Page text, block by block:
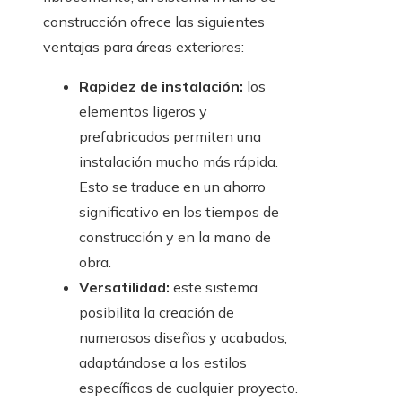
construcción ofrece las siguientes
ventajas para áreas exteriores:
Rapidez de instalación: los
elementos ligeros y
prefabricados permiten una
instalación mucho más rápida.
Esto se traduce en un ahorro
significativo en los tiempos de
construcción y en la mano de
obra.
Versatilidad: este sistema
posibilita la creación de
numerosos diseños y acabados,
adaptándose a los estilos
específicos de cualquier proyecto.